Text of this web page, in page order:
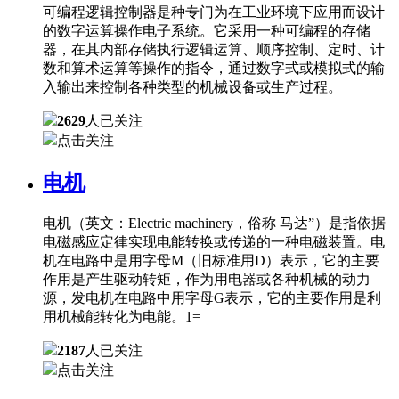
可编程逻辑控制器是种专门为在工业环境下应用而设计
的数字运算操作电子系统。它采用一种可编程的存储
器，在其内部存储执行逻辑运算、顺序控制、定时、计
数和算术运算等操作的指令，通过数字式或模拟式的输
入输出来控制各种类型的机械设备或生产过程。
2629人已关注
点击关注
电机
电机（英文：Electric machinery，俗称 马达”）是指依据
电磁感应定律实现电能转换或传递的一种电磁装置。电
机在电路中是用字母M（旧标准用D）表示，它的主要
作用是产生驱动转矩，作为用电器或各种机械的动力
源，发电机在电路中用字母G表示，它的主要作用是利
用机械能转化为电能。1=
2187人已关注
点击关注